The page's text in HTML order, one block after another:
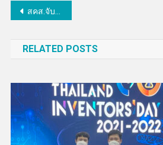
แนะแนว
สคส.จับมือกรุงไทยเร่งสร้างองค์ความรู้ PDPA
RELATED POSTS